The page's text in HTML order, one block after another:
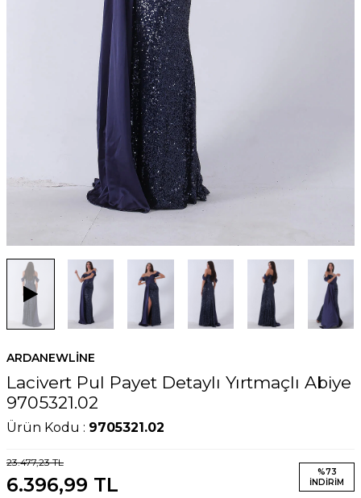
ARDANEWLINE
Lacivert Pul Payet Detaylı Yırtmaçlı Abiye
9705321.02
Ürün Kodu : 9705321.02
23.477,23TL
6.396,99 TL
%73
İNDIRIM